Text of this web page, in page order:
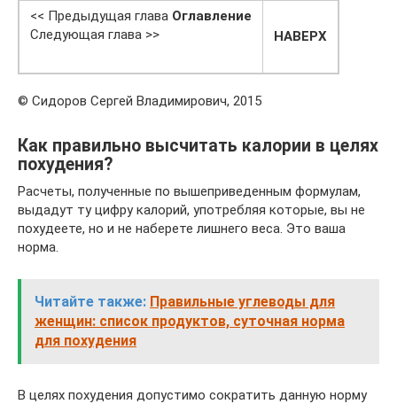
<< Предыдущая глава Оглавление
Следующая глава >>
НАВЕРХ
© Сидоров Сергей Владимирович, 2015
Как правильно высчитать калории в целях
похудения?
Расчеты, полученные по вышеприведенным формулам,
выдадут ту цифру калорий, употребляя которые, вы не
похудеете, но и не наберете лишнего веса. Это ваша
норма.
Читайте также: Правильные углеводы для
женщин: список продуктов, суточная норма
для похудения
В целях похудения допустимо сократить данную норму